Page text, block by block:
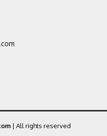
| All rights reserved